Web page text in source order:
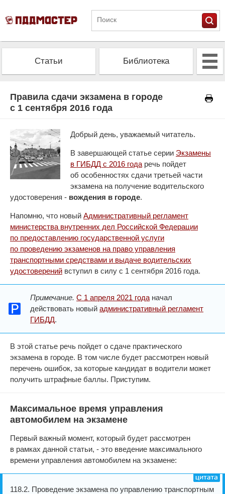
Статьи Библиотека
Правила сдачи экзамена в городе
с 1 сентября 2016 года
Добрый день, уважаемый читатель.
В завершающей статье серии Экзамены
в ГИБДД с 2016 года речь пойдет
об особенностях сдачи третьей части
экзамена на получение водительского
удостоверения - вождения в городе.
Напомню, что новый Административный регламент
министерства внутренних дел Российской Федерации
по предоставлению государственной услуги
по проведению экзаменов на право управления
транспортными средствами и выдаче водительских
удостоверений вступил в силу с 1 сентября 2016 года.
Примечание. С 1 апреля 2021 года начал
действовать новый административный регламент
ГИБДД.
В этой статье речь пойдет о сдаче практического
экзамена в городе. В том числе будет рассмотрен новый
перечень ошибок, за которые кандидат в водители может
получить штрафные баллы. Приступим.
Максимальное время управления
автомобилем на экзамене
Первый важный момент, который будет рассмотрен
в рамках данной статьи, - это введение максимального
времени управления автомобилем на экзамене:
118.2. Проведение экзамена по управлению транспортным